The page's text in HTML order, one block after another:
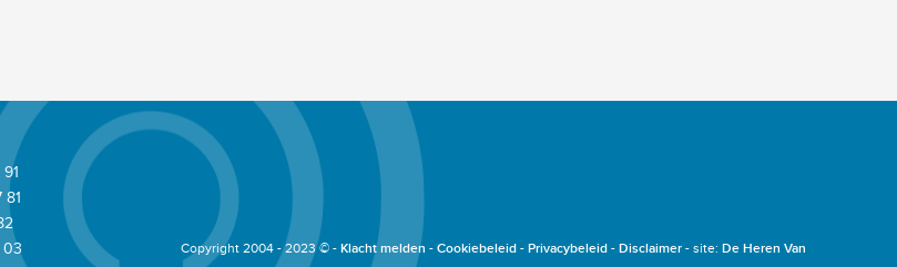
03
Copyright 2004 - 2023 © - Klacht melden Cookiebeleid Privacybeleid Disclaimer site: De Heren Van